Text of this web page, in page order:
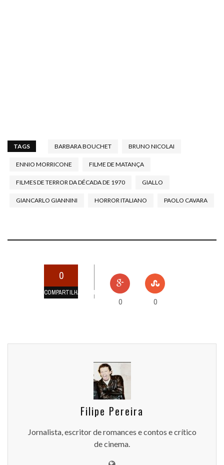
TAGS BARBARA BOUCHET BRUNO NICOLAI
ENNIO MORRICONE FILME DE MATANÇA
FILMES DE TERROR DA DÉCADA DE 1970 GIALLO
GIANCARLO GIANNINI HORROR ITALIANO PAOLO CAVARA
0
COMPARTILHAMENTOS
0 0
Filipe Pereira
Jornalista, escritor de romances e contos e crítico
de cinema.